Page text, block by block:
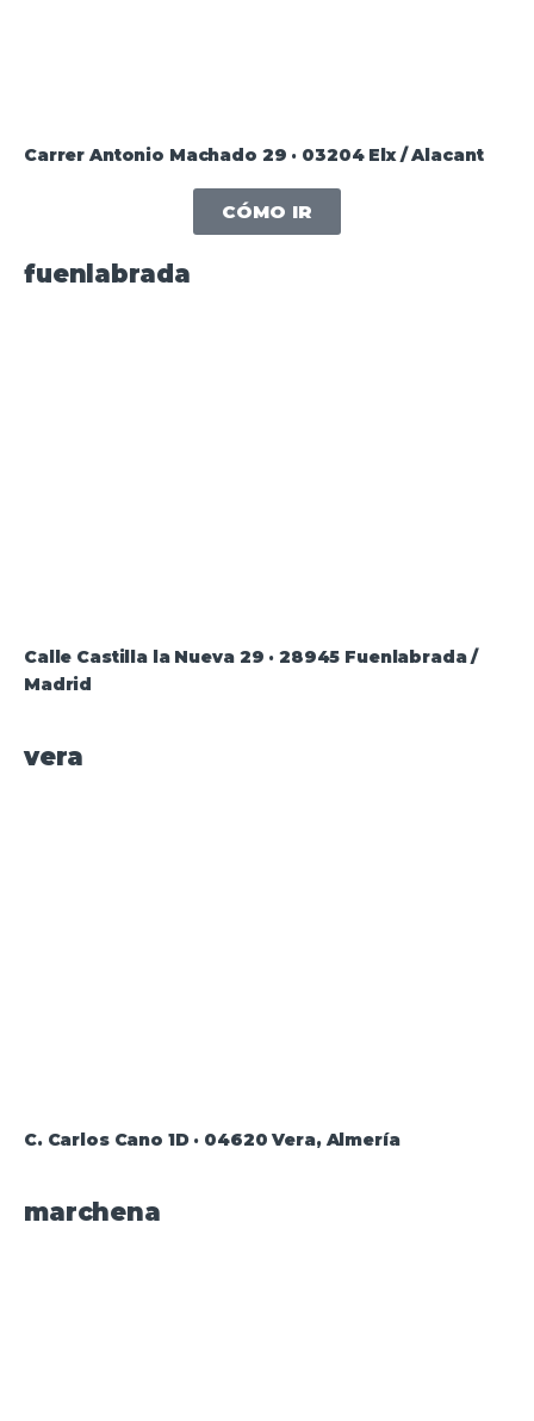
Carrer Antonio Machado 29 · 03204 Elx / Alacant
CÓMO IR
fuenlabrada
Calle Castilla la Nueva 29 · 28945 Fuenlabrada /
Madrid
vera
C. Carlos Cano 1D · 04620 Vera, Almería
marchena